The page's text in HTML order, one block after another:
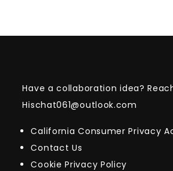
Have a collaboration idea?
Hischat061@outlook.com
California Consumer Privacy
Contact Us
Cookie Privacy Policy